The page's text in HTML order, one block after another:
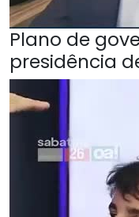
Plano de
presidência